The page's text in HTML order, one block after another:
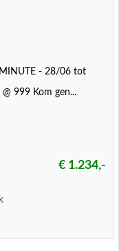
MINUTE - 28/06 tot
999 Kom gen...
€ 1.234,-